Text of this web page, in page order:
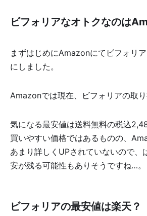
ビフォリアなオトクなのは
まずはじめにAmazonにてビフォリ
にしました。
Amazonでは現在、ビフォリアの取り
気になる最安値は送料無料の税込
買いやすい価格ではあるものの、
あまり詳しくUPされていないので、
安が残る可能性もありそうですね…。
ビフォリアの最安値は楽天？